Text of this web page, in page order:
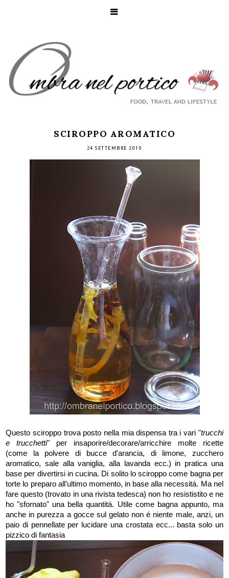
SCIROPPO AROMATICO
24 SETTEMBRE 2010
Questo sciroppo trova posto nella mia dispensa tra i vari "trucchi
e trucchetti" per insaporire/decorare/arricchire molte ricette
(come la polvere di bucce d'arancia, di limone, zucchero
aromatico, sale alla vaniglia, alla lavanda ecc.) in pratica una
base per divertirsi in cucina. Di solito lo sciroppo come bagna per
torte lo preparo all'ultimo momento, in base alla necessitá. Ma nel
fare questo (trovato in una rivista tedesca) non ho resististito e ne
ho "sfornato" una bella quantitá. Utile come bagna appunto, ma
anche in purezza a gocce sul gelato non é niente male, anzi, un
paio di pennellate per lucidare una crostata ecc... basta solo un
pizzico di fantasia